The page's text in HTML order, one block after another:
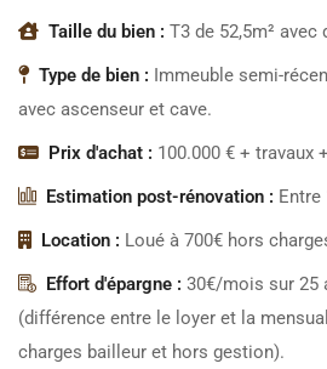
Taille du bien : T3 de 52,5m²
Type de bien : Immeuble semi-
avec ascenseur et cave.
Prix d'achat : 100.000 € + travaux
Estimation post-rénovation : Entre
Location : Loué à 700€ hors
Effort d'épargne : 30€/mois sur 25
(différence entre le loyer et la
charges bailleur et hors gestion).